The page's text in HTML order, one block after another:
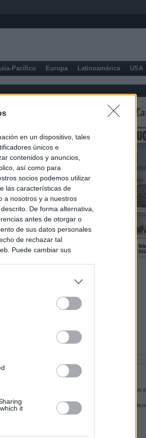
en un dispositivo, tales
únicos e
contenidos y anuncios,
así como para
socios podemos utilizar
las características de
a nosotros y a nuestros
De forma alternativa,
antes de otorgar o
de sus datos personales
de rechazar tal
Puede cambiar sus
it
Pacífico Europa Latinoamérica USA
SOBRE KIOSKO.NET
es la puerta de entrada a los
Navega por las portadas de los
del otro extremo del mundo.